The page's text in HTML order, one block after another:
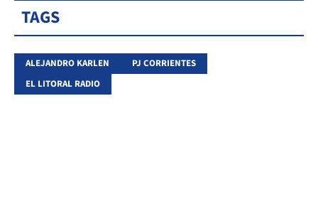
TAGS
ALEJANDRO KARLEN
PJ CORRIENTES
EL LITORAL RADIO